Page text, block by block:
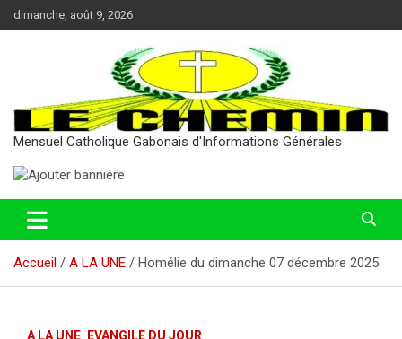
Aller
au
dimanche, août 9, 2026
Mensuel Catholique Gabonais d'Informations Générales
Accueil A LA UNE Homélie du dimanche 07 décembre 2025
A LA UNE EVANGILE DU JOUR